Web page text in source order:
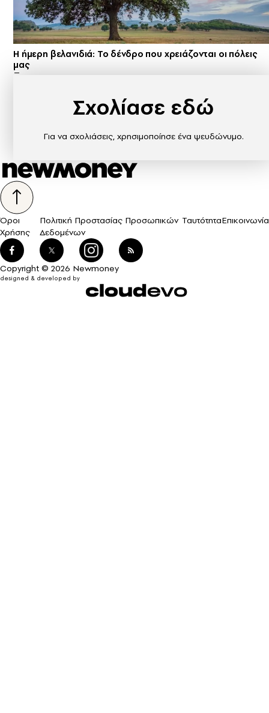
Η ήμερη βελανιδιά: Το δένδρο που χρειάζονται οι πόλεις
μας
Σχολίασε εδώ
Για να σχολιάσεις, χρησιμοποίησε ένα ψευδώνυμο.
Όροι
Χρήσης
Πολιτική Προστασίας Προσωπικών
Δεδομένων
ΤαυτότηταΕπικοινωνία
Copyright © 2026 Newmoney
designed & developed by